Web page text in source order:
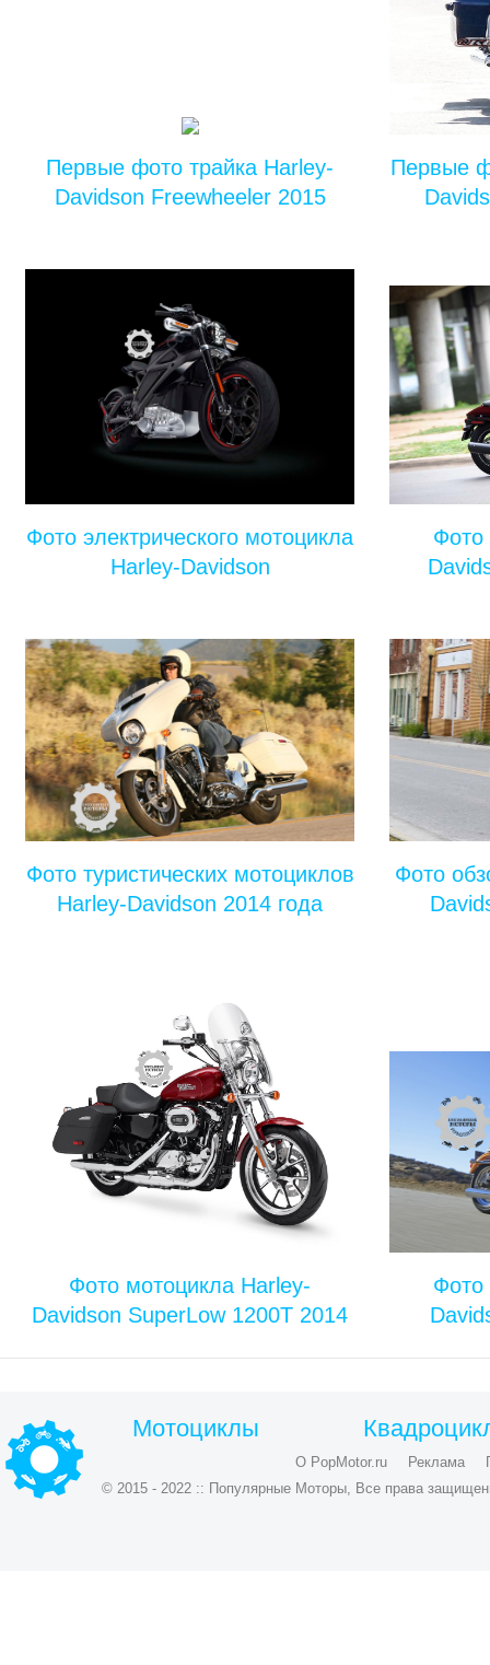
Первые фото трайка Harley-
Davidson Freewheeler 2015
Первые
Фото электрического мотоцикла
Harley-Davidson
Фото
Фото туристических мотоциклов
Harley-Davidson 2014 года
Фото
Фото мотоцикла Harley-
Davidson SuperLow 1200T 2014
Фото
Мотоциклы
О PopMotor.ru Реклама
© 2015 - 2022 :: Популярные Моторы, Все права